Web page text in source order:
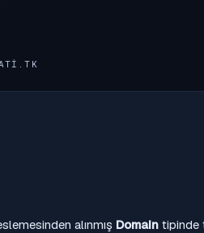
alınmış Domain tipinde